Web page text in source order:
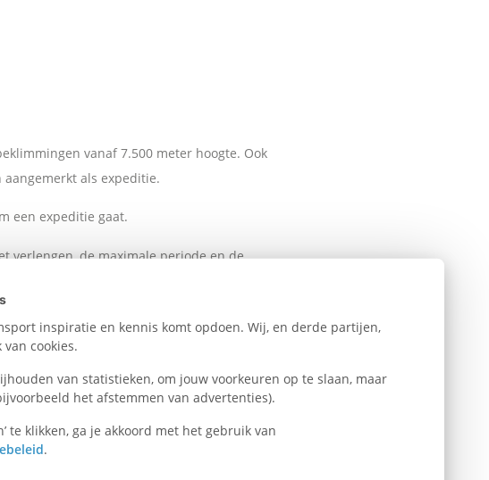
inspiratie en kennis komt opdoen. Wij, en derde partijen,
cookies.
van statistieken, om jouw voorkeuren op te slaan, maar
het afstemmen van advertenties).
te klikken, ga je akkoord met het gebruik van
.
vanaf 7.500 meter hoogte. Ook
als expeditie.
een expeditie gaat.
verlengen, de maximale periode en de
je reis.